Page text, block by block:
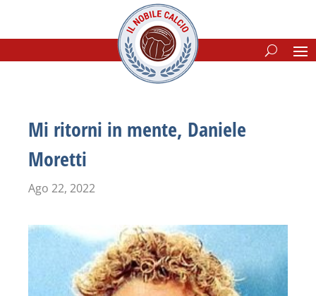
Mi ritorni in mente, Daniele
Moretti
Ago 22, 2022